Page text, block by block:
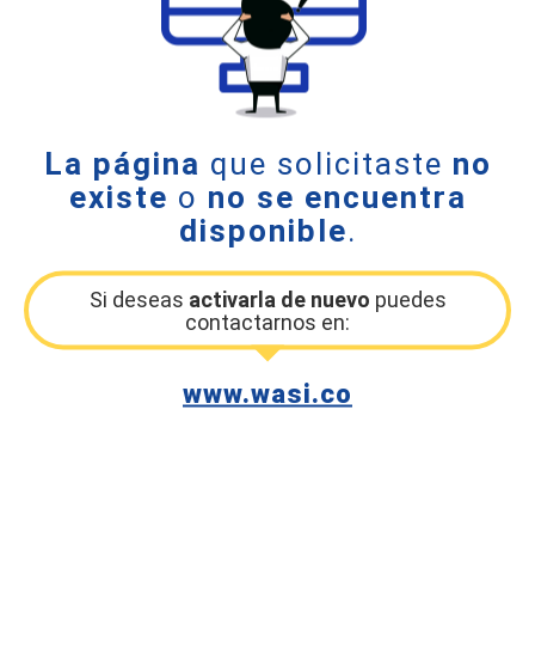
La página que solicitaste no
existe o no se encuentra
disponible.
Si deseas activarla de nuevo puedes
contactarnos en:
www.wasi.co